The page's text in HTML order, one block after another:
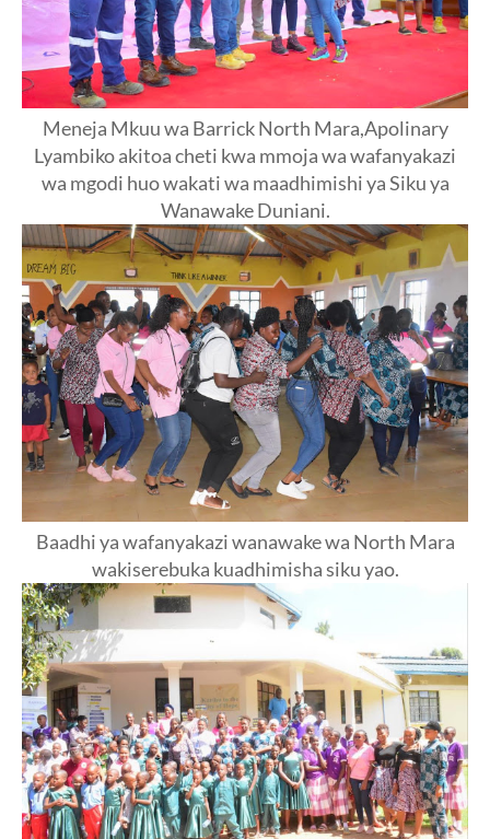
Meneja Mkuu wa Barrick North Mara,Apolinary
Lyambiko akitoa cheti kwa mmoja wa wafanyakazi
wa mgodi huo wakati wa maadhimishi ya Siku ya
Wanawake Duniani.
Baadhi ya wafanyakazi wanawake wa North Mara
wakiserebuka kuadhimisha siku yao.